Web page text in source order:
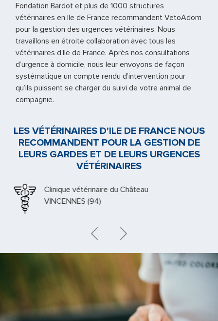
Fondation Bardot et plus de 1000 structures
vétérinaires en Ile de France recommandent VetoAdom
pour la gestion des urgences vétérinaires. Nous
travaillons en étroite collaboration avec tous les
vétérinaires d’Ile de France. Après nos consultations
d’urgence à domicile, nous leur envoyons de façon
systématique un compte rendu d’intervention pour
qu’ils puissent se charger du suivi de votre animal de
compagnie.
LES VÉTÉRINAIRES D'ILE DE FRANCE NOUS
RECOMMANDENT POUR LA GESTION DE
LEURS GARDES ET DE LEURS URGENCES
VÉTÉRINAIRES
Clinique vétérinaire du Château
VINCENNES (94)
Previous